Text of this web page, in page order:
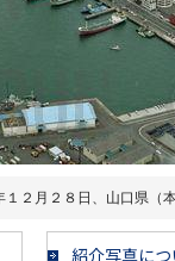
２月２８日、山口県（
紹介写真に